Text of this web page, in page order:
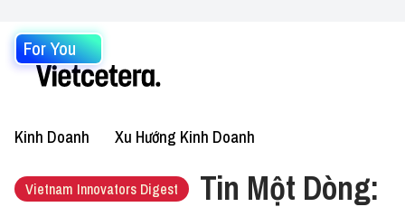
For You
Kinh Doanh Xu Hướng Kinh Doanh
Vietnam Innovators Digest
Tin Một Dòng: